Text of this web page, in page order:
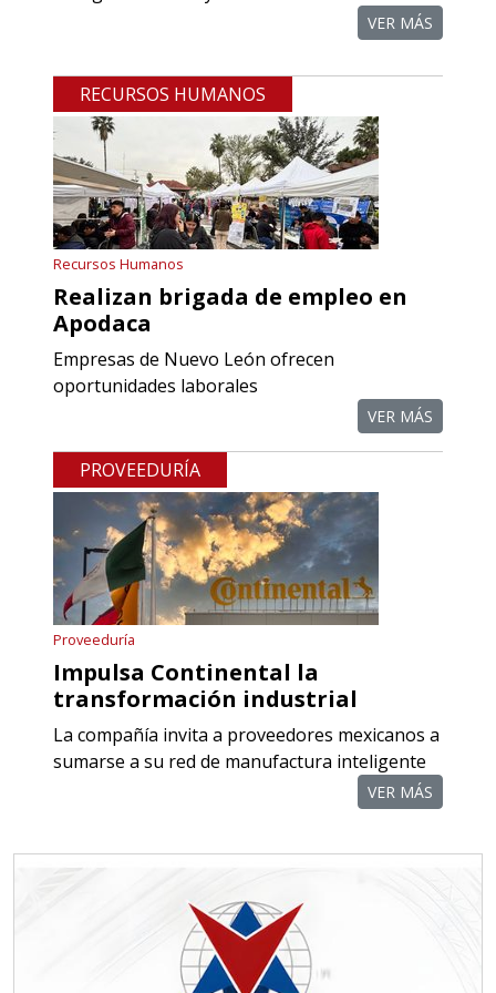
REFACCIONES PARA
Especificaciones:
Requisitos: Otorgar condiciones de
crédito acordes a las políticas del
grupo, contar con instalaciones
cercanas a la región y otorgar
referencias comerciales.
Aplicar al Requerimiento
Empresa en Querétaro
COMPONENTES PARA
RECTIFICADORAS
Especificaciones:
Requisitos: Otorgar condiciones de
crédito acordes a las políticas del
grupo, contar con instalaciones
cercanas a la región y otorgar
referencias comerciales.
Aplicar al Requerimiento
TORNILLERÍA INDUSTRIAL
Requisitos: Otorgar condiciones de
crédito acordes a las políticas del
VER MÁS
RECURSOS HUMANOS
Recursos Humanos
Realizan brigada de empleo en
Apodaca
Empresas de Nuevo León ofrecen
oportunidades laborales
VER MÁS
PROVEEDURÍA
Proveeduría
Impulsa Continental la
transformación industrial
La compañía invita a proveedores mexicanos a
sumarse a su red de manufactura inteligente
VER MÁS